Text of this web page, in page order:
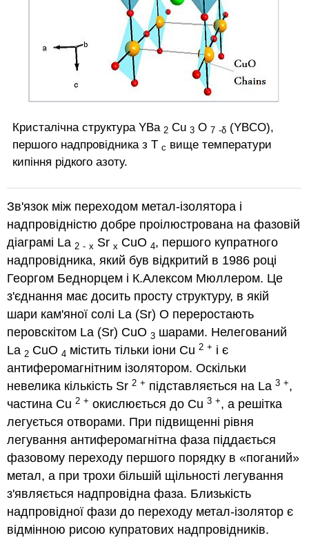
Кристалічна структура YBa 2 Cu3 O7 -δ (YBCO),
першого надпровідника з Tc вище температури
кипіння рідкого азоту.
Зв'язок між переходом метал-ізолятора і
надпровідністю добре проілюстрована на фазовій
діаграмі La 2 - x Srx CuO 4, першого купратного
надпровідника, який був відкритий в 1986 році
Георгом Беднорцем і К.Алексом Мюллером. Це
з'єднання має досить просту структуру, в якій
шари кам'яної солі La (Sr) O переростають
перовскітом La (Sr) CuO3 шарами. Нелегований
La 2 CuO 4 містить тільки іони Cu2 + і є
антиферомагнітним ізолятором. Оскільки
невелика кількість Sr2 + підставляється на La3 +,
частина Cu2 + окислюється до Cu3 +, а решітка
легується отворами. При підвищенні рівня
легування антиферомагнітна фаза піддається
фазовому переходу першого порядку в «поганий»
метал, а при трохи більшій щільності легування
з'являється надпровідна фаза. Близькість
надпровідної фази до переходу метал-ізолятор є
відмінною рисою купратових надпровідників.